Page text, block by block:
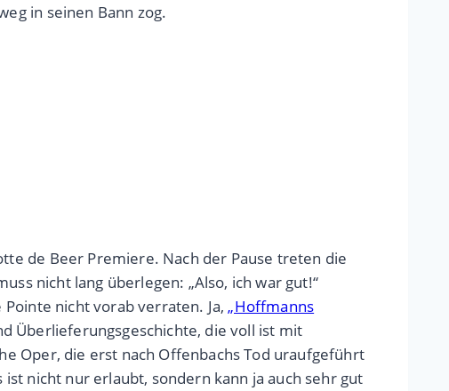
in seinen Bann zog.
de Beer Premiere. Nach der Pause treten die
nicht lang überlegen: „Also, ich war gut!“
nicht vorab verraten. Ja,„Hoffmanns
Überlieferungsgeschichte, die voll ist mit
Oper, die erst nach Offenbachs Tod uraufgeführt
nicht nur erlaubt, sondern kann ja auch sehr gut